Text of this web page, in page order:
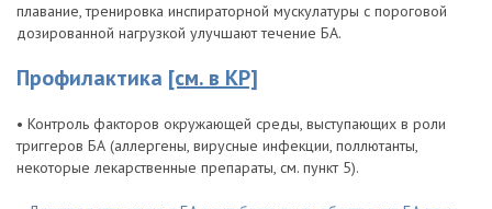
плавание, тренировка инспираторной мускулатуры с пороговой
дозированной нагрузкой улучшают течение БА.
Профилактика [см. в КР]
• Контроль факторов окружающей среды, выступающих в роли
триггеров БА (аллергены, вирусные инфекции, поллютанты,
некоторые лекарственные препараты, см. пункт 5).